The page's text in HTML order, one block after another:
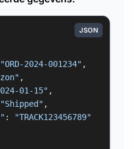
JSON
"ORD-2024-001234" ,
,
01-15" ,
"Shipped" ,
:
"TRACK123456789"